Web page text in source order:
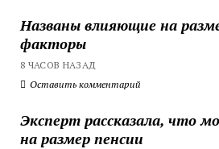
Названы влияющие на
факторы
8 ЧАСОВ НАЗАД
Оставить комментарий
Эксперт рассказала, что
на размер пенсии